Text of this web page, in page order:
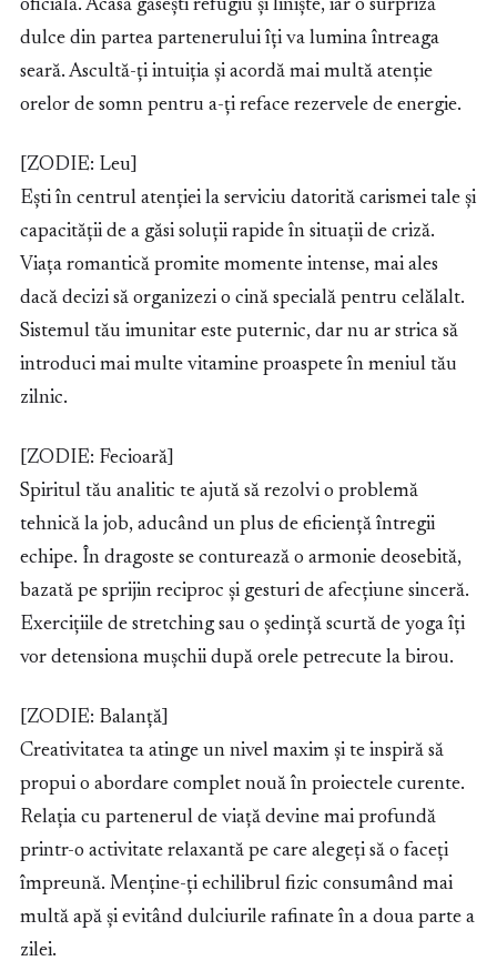
oficială. Acasă găsești refugiu și liniște, iar o surpriză
dulce din partea partenerului îți va lumina întreaga
seară. Ascultă-ți intuiția și acordă mai multă atenție
orelor de somn pentru a-ți reface rezervele de energie.
[ZODIE: Leu]
Ești în centrul atenției la serviciu datorită carismei tale și
capacității de a găsi soluții rapide în situații de criză.
Viața romantică promite momente intense, mai ales
dacă decizi să organizezi o cină specială pentru celălalt.
Sistemul tău imunitar este puternic, dar nu ar strica să
introduci mai multe vitamine proaspete în meniul tău
zilnic.
[ZODIE: Fecioară]
Spiritul tău analitic te ajută să rezolvi o problemă
tehnică la job, aducând un plus de eficiență întregii
echipe. În dragoste se conturează o armonie deosebită,
bazată pe sprijin reciproc și gesturi de afecțiune sinceră.
Exercițiile de stretching sau o ședință scurtă de yoga îți
vor detensiona mușchii după orele petrecute la birou.
[ZODIE: Balanță]
Creativitatea ta atinge un nivel maxim și te inspiră să
propui o abordare complet nouă în proiectele curente.
Relația cu partenerul de viață devine mai profundă
printr-o activitate relaxantă pe care alegeți să o faceți
împreună. Menține-ți echilibrul fizic consumând mai
multă apă și evitând dulciurile rafinate în a doua parte a
zilei.